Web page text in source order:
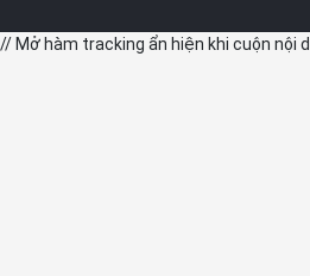
// Mở hàm tracking ẩn hiện khi cuộn nội